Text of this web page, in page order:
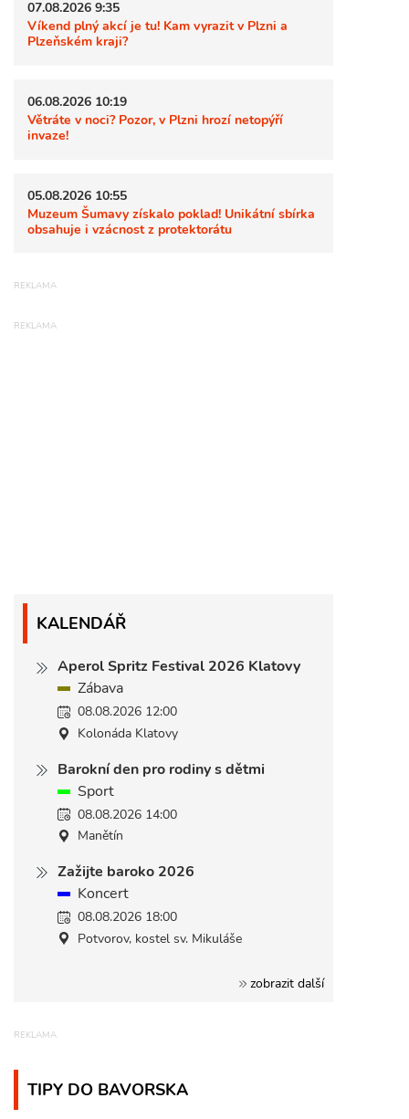
07.08.2026 9:35
Víkend plný akcí je tu! Kam vyrazit v Plzni a
Plzeňském kraji?
06.08.2026 10:19
Větráte v noci? Pozor, v Plzni hrozí netopýří
invaze!
05.08.2026 10:55
Muzeum Šumavy získalo poklad! Unikátní sbírka
obsahuje i vzácnost z protektorátu
KALENDÁŘ
Aperol Spritz Festival 2026 Klatovy
Zábava
08.08.2026 12:00
Kolonáda Klatovy
Barokní den pro rodiny s dětmi
Sport
08.08.2026 14:00
Manětín
Zažijte baroko 2026
Koncert
08.08.2026 18:00
Potvorov, kostel sv. Mikuláše
zobrazit další
TIPY DO BAVORSKA